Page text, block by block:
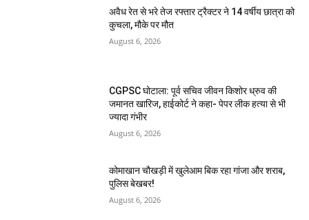
अवैध रेत से भरे तेज रफ्तार ट्रैक्टर ने 14 वर्षीय छात्रा को
कुचला, मौके पर मौत
August 6, 2026
CGPSC घोटाला: पूर्व सचिव जीवन किशोर ध्रुव की
जमानत खारिज, हाईकोर्ट ने कहा- पेपर लीक हत्या से भी
ज्यादा गंभीर
August 6, 2026
कोमाखान चौखड़ी में खुलेआम बिक रहा गांजा और शराब,
पुलिस बेखबर!
August 6, 2026